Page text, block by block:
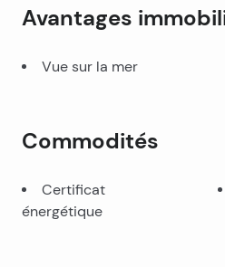
Avantages
Vue sur la mer
Commodités
Certificat
énergétique